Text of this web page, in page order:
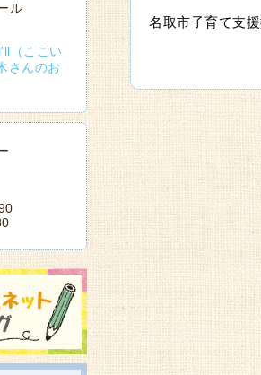
名取市子育て支
ル
（ここい
さんのお